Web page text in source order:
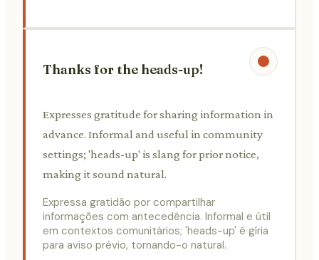
Thanks for the heads-up!
Expresses gratitude for sharing information in
advance. Informal and useful in community
settings; 'heads-up' is slang for prior notice,
making it sound natural.
Expressa gratidão por compartilhar
informações com antecedência. Informal e útil
em contextos comunitários; 'heads-up' é gíria
para aviso prévio, tornando-o natural.